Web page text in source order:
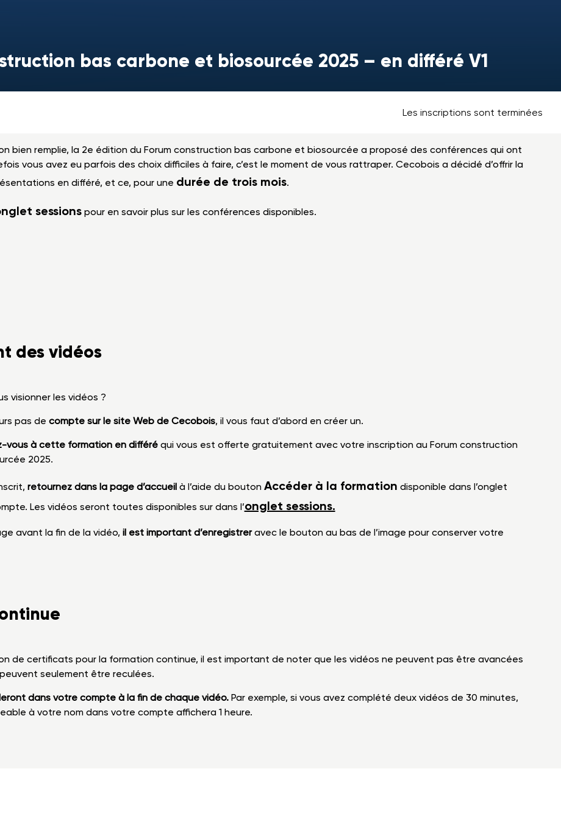
bas carbone et biosourcée 2025 – en différé V1
Les inscriptions sont terminées
bien remplie, la 2e édition du Forum construction bas carbone et biosourcée a proposé des conférences qui ont
vous avez eu parfois des choix difficiles à faire, c’est le moment de vous rattraper. Cecobois a décidé d’offrir la
en différé, et ce, pour une durée de trois mois.
sessionspour en savoir plus sur les conférences disponibles.
des vidéos
visionner les vidéos ?
pas de compte sur le site Web de Cecobois, il vous faut d’abord en créer un.
vous à cette formation en différé qui vous est offerte gratuitement avec votre inscription au Forum construction
2025.
retournez dans la page d’accueilà l’aide du bouton Accéder à la formation disponible dans l’onglet
Les vidéos seront toutes disponibles sur dans l’onglet sessions.
avant la fin de la vidéo, il est important d’enregistreravec le bouton au bas de l’image pour conserver votre
de certificats pour la formation continue, il est important de noter que les vidéos ne peuvent pas être avancées
seulement être reculées.
dans votre compte à la fin de chaque vidéo. Par exemple, si vous avez complété deux vidéos de 30 minutes,
à votre nom dans votre compte affichera 1 heure.